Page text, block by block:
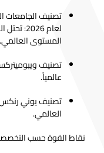
تصنيف الجامعات
المستوى العالمي.
عالمياً.
العالمي.
نقاط القوة حسب